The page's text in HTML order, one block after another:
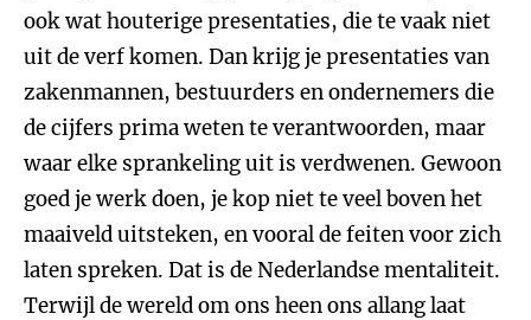
ook wat houterige presentaties, die te vaak niet
uit de verf komen. Dan krijg je presentaties van
zakenmannen, bestuurders en ondernemers die
de cijfers prima weten te verantwoorden, maar
waar elke sprankeling uit is verdwenen. Gewoon
goed je werk doen, je kop niet te veel boven het
maaiveld uitsteken, en vooral de feiten voor zich
laten spreken. Dat is de Nederlandse mentaliteit.
Terwijl de wereld om ons heen ons allang laat